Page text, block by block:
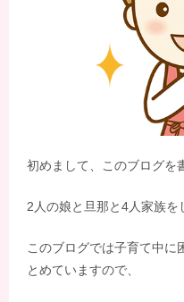
初めまして、このブログを
2人の娘と旦那と4人家族を
このブログでは子育て中に
とめていますので、